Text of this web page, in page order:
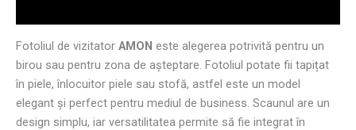
Fotoliul de vizitator AMON este alegerea potrivită pentru un
birou sau pentru zona de așteptare. Fotoliul potate fii tapițat
în piele, înlocuitor piele sau stofă, astfel este un model
elegant și perfect pentru mediul de business. Scaunul are un
design simplu, iar versatilitatea permite să fie integrat în